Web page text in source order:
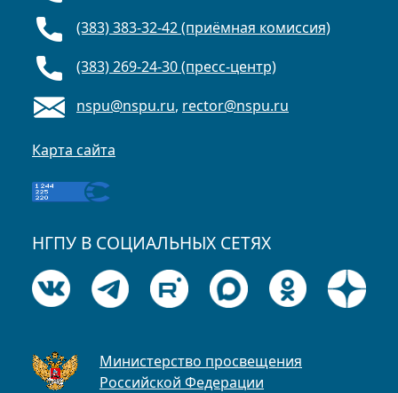
(383) 383-32-42 (приёмная комиссия)
(383) 269-24-30 (пресс-центр)
nspu@nspu.ru, rector@nspu.ru
Карта сайта
НГПУ В СОЦИАЛЬНЫХ СЕТЯХ
Министерство просвещения
Российской Федерации